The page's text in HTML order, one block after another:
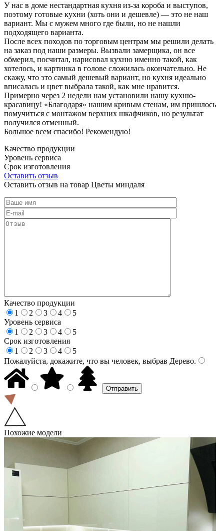
У нас в доме нестандартная кухня из-за короба и выступов,
поэтому готовые кухни (хоть они и дешевле) — это не наш
вариант. Мы с мужем много где были, но не нашли
подходящего варианта.
После всех походов по торговым центрам мы решили делать
на заказ под наши размеры. Вызвали замерщика, он все
обмерил, посчитал, нарисовал кухню именно такой, как
хотелось, и картинка в голове сложилась окончательно. Не
скажу, что это самый дешевый вариант, но кухня идеально
вписалась и цвет выбрала такой, как мне нравится.
Примерно через 2 недели нам установили нашу кухню-
красавицу! «Благодаря» нашим кривым стенам, им пришлось
помучиться с монтажом верхних шкафчиков, но результат
получился отменный.
Большое всем спасибо! Рекомендую!
Качество продукции
Уровень сервиса
Срок изготовления
Оставить отзыв
Оставить отзыв на товар Цветы миндаля
Качество продукции
1
2 3 4
5
Уровень сервиса
1
2 3 4
5
Срок изготовления
1
2 3 4
5
Пожалуйста, докажите, что вы человек, выбрав Дерево.
Похожие модели